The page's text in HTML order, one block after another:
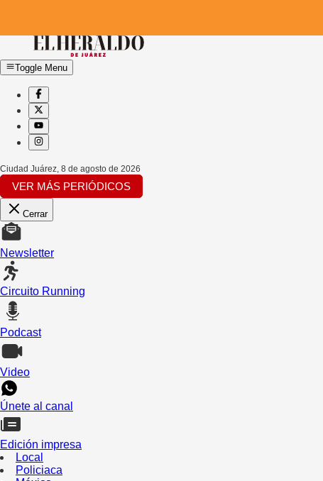
Toggle Menu
Ciudad Juárez 8 de agosto de 2026
VER MÁS PERIÓDICOS
Cerrar
Newsletter
Circuito Running
Podcast
Video
Únete al canal
Edición impresa
Local
Policiaca